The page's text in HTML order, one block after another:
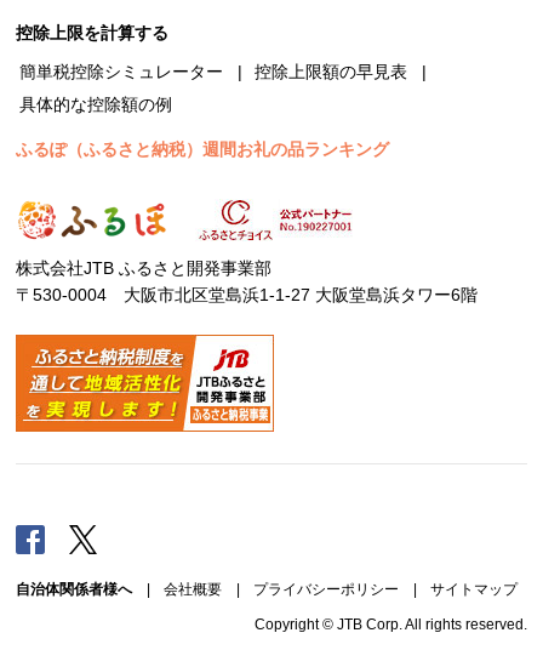
控除上限を計算する
簡単税控除シミュレーター
控除上限額の早見表
具体的な控除額の例
ふるぽ（ふるさと納税）週間お礼の品ランキング
株式会社JTB ふるさと開発事業部
〒530-0004 大阪市北区堂島浜1-1-27 大阪堂島浜タワー6階
Facebook
自治体関係者様へ| 会社概要 プライバシーポリシー サイトマップ
Copyright © JTB Corp. All rights reserved.